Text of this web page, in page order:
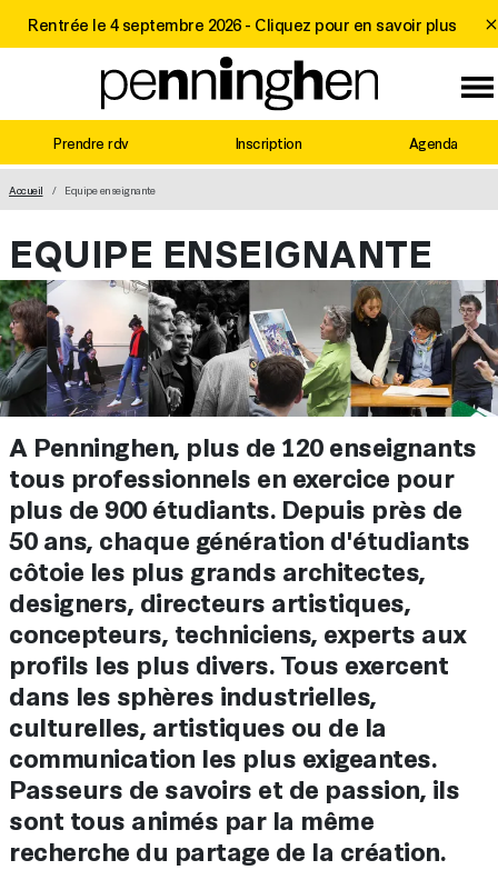
Rentrée le 4 septembre 2026 - Cliquez pour en savoir plus
Prendre rdv Inscription Agenda
MAIN NAVIGATION
Accueil Equipe enseignante
EQUIPE ENSEIGNANTE
A Penninghen, plus de 120 enseignants
tous professionnels en exercice pour
plus de 900 étudiants. Depuis près de
50 ans, chaque génération d'étudiants
côtoie les plus grands architectes,
designers, directeurs artistiques,
concepteurs, techniciens, experts aux
profils les plus divers. Tous exercent
dans les sphères industrielles,
culturelles, artistiques ou de la
communication les plus exigeantes.
Passeurs de savoirs et de passion, ils
sont tous animés par la même
recherche du partage de la création.